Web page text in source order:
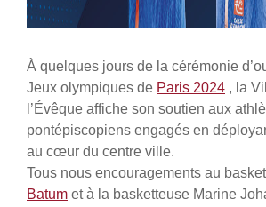
À quelques jours de la cérémonie
Jeux olympiques de Paris 2024 , la
l’Évêque affiche son soutien aux
pontépiscopiens engagés en
au cœur du centre ville.
Tous nous encouragements au
Batum et à la basketteuse Marine